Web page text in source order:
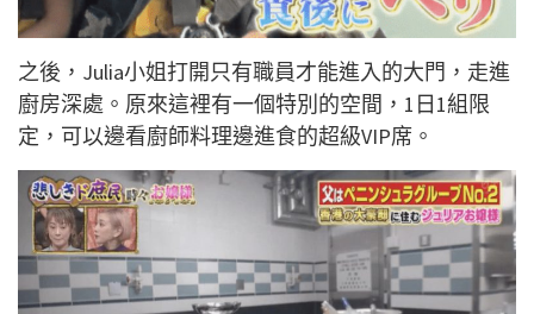
之後，Julia小姐打開只有職員才能進入的大門，走進
廚房深處。原來這裡有一個特別的空間，1日1組限
定，可以邊看廚師料理邊進食的超級VIP席。